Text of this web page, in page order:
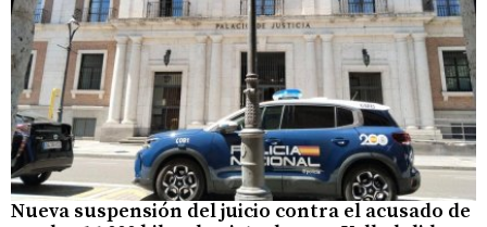
Nueva suspensión del juicio contra el acusado de